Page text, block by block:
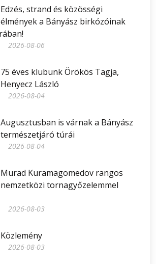
Edzés, strand és közösségi
élmények a Bányász birkózóinak
2026-08-06
75 éves klubunk Örökös Tagja,
Henyecz László
2026-08-04
Augusztusban is várnak a Bányász
természetjáró túrái
2026-08-04
Murad Kuramagomedov rangos
nemzetközi tornagyőzelemmel
2026-08-03
Közlemény
2026-08-03